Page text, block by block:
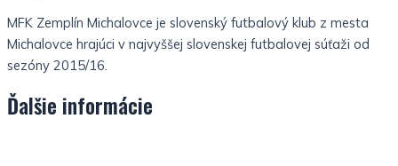
MFK Zemplín Michalovce je slovenský futbalový klub z mesta
Michalovce hrajúci v najvyššej slovenskej futbalovej súťaži od
sezóny 2015/16.
Ďalšie informácie